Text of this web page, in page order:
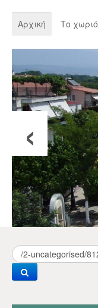
Αρχική Το χωριό
‹